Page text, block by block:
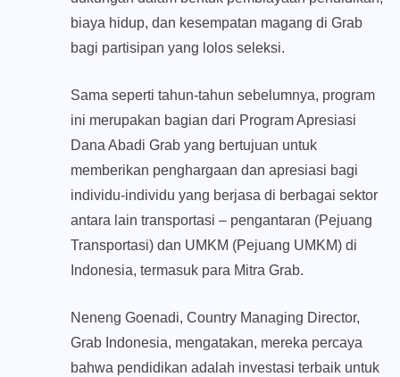
biaya hidup, dan kesempatan magang di Grab
bagi partisipan yang lolos seleksi.
Sama seperti tahun-tahun sebelumnya, program
ini merupakan bagian dari Program Apresiasi
Dana Abadi Grab yang bertujuan untuk
memberikan penghargaan dan apresiasi bagi
individu-individu yang berjasa di berbagai sektor
antara lain transportasi – pengantaran (Pejuang
Transportasi) dan UMKM (Pejuang UMKM) di
Indonesia, termasuk para Mitra Grab.
Neneng Goenadi, Country Managing Director,
Grab Indonesia, mengatakan, mereka percaya
bahwa pendidikan adalah investasi terbaik untuk